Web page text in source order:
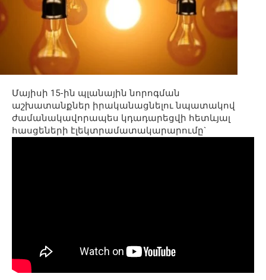
Մայիսի 15-ին պլանային նորոգման
աշխատանքներ իրականացնելու նպատակով
ժամանակավորապես կդադարեցվի հետևյալ
հասցեների էլեկտրամատակարարումը`